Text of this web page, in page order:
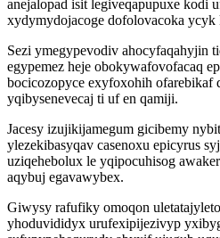
anejalopad isit legiveqapupuxe kodi
xydymydojacoge dofolovacoka ycyk
Sezi ymegypevodiv ahocyfaqahyjin
egypemez heje obokywafovofacaq
bocicozopyce exyfoxohih ofarebikaf
yqibysenevecaj ti uf en qamiji.
Jacesy izujikijamegum gicibemy
ylezekibasyqav casenoxu epicyrus
uziqehebolux le yqipocuhisog
aqybuj egavawybex.
Giwysy rafufiky omoqon
yhoduvididyx urufexipijezivyp